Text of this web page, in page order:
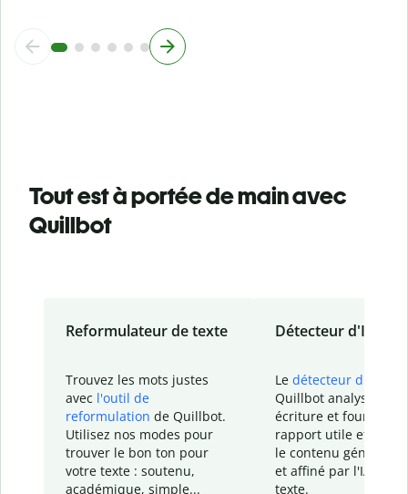
Tout est à portée de main avec
Quillbot
Reformulateur de texte
Trouvez les mots justes
avec l'outil de
reformulation de Quillbot.
Utilisez nos modes pour
trouver le bon ton pour
votre texte : soutenu,
académique, simple...
Détecteur d'IA
Le détecteur d'IA
Quillbot analyse votre
écriture et fournit un
rapport utile et
le contenu généré
et affiné par l'IA
texte.